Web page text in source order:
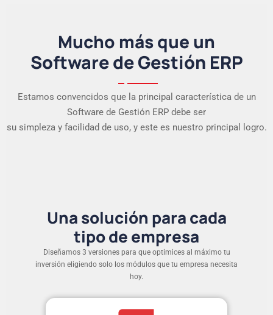
Mucho más que un
Software de Gestión ERP
Estamos convencidos que la principal característica de un
Software de Gestión ERP debe ser
su simpleza y facilidad de uso, y este es nuestro principal logro.
Una solución para cada
tipo de empresa
Diseñamos 3 versiones para que optimices al máximo tu
inversión eligiendo solo los módulos que tu empresa necesita
hoy.